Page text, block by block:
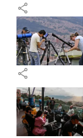
share
share